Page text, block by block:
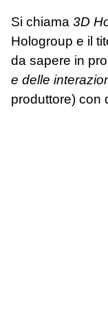
Si chiama 3D
Hologroup e il
da sapere in
e delle
produttore) con